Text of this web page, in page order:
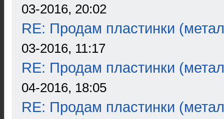
03-2016, 20:02
RE: Продам пластинки
03-2016, 11:17
RE: Продам пластинки
04-2016, 18:05
RE: Продам пластинки